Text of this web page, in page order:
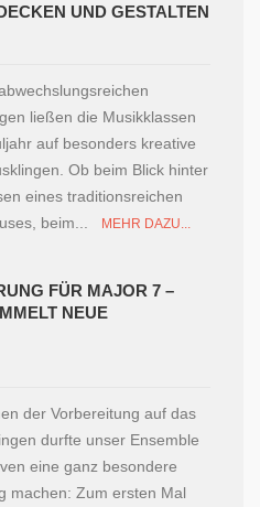
UND GESTALTEN
ließen die Musikklassen
auf besonders kreative
Ob beim Blick hinter
eines traditionsreichen
beim...
MEHR DAZU...
FÜR MAJOR 7 –
NEUE
der Vorbereitung auf das
durfte unser Ensemble
eine ganz besondere
machen: Zum ersten Mal